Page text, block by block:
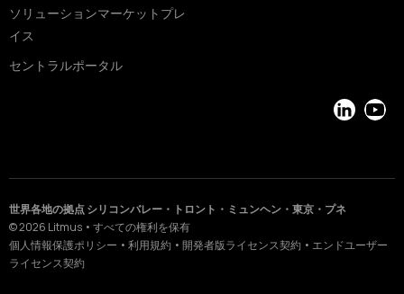
ソリューションマーケットプレ
イス
セントラルポータル
LinkedIn
世界各地の拠点 シリコンバレー・トロント・ミュンヘン・東京・プネ
©2026 Litmus • すべての権利を保有
個人情報保護ポリシー • 利用規約 • 開発者版ライセンス契約 • エンドユーザー
ライセンス契約